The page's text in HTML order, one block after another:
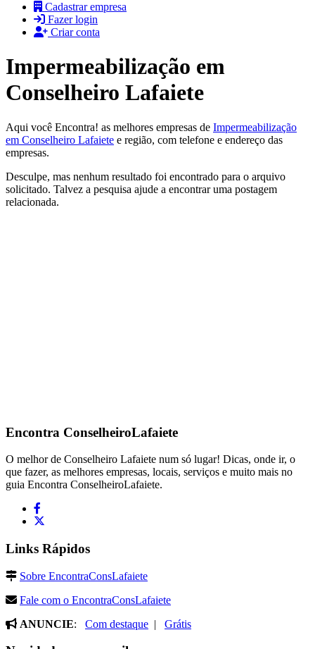
Cadastrar empresa
Fazer login
Criar conta
Impermeabilização em
Conselheiro Lafaiete
Aqui você Encontra! as melhores empresas de Impermeabilização
em Conselheiro Lafaiete e região, com telefone e endereço das
empresas.
Desculpe, mas nenhum resultado foi encontrado para o arquivo
solicitado. Talvez a pesquisa ajude a encontrar uma postagem
relacionada.
Encontra ConselheiroLafaiete
O melhor de Conselheiro Lafaiete num só lugar! Dicas, onde ir, o
que fazer, as melhores empresas, locais, serviços e muito mais no
guia Encontra ConselheiroLafaiete.
Links Rápidos
Sobre EncontraConsLafaiete
Fale com o EncontraConsLafaiete
ANUNCIE: Com destaque | Grátis